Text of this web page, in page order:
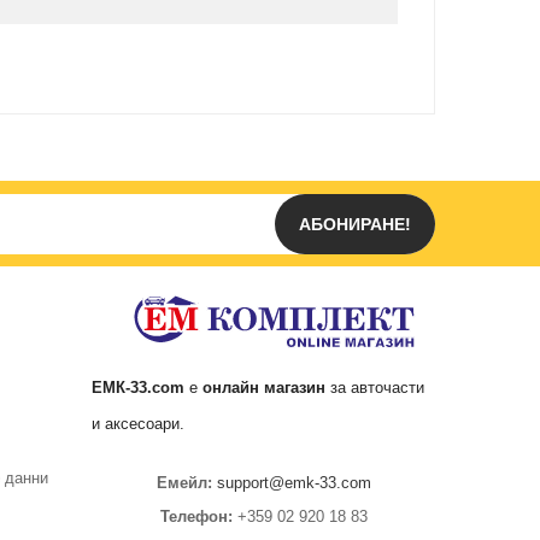
АБОНИРАНЕ!
данни
ЕМК-33.com е онлайн магазин за авточасти
и аксесоари.
Емейл: support@emk-33.com
Телефон: +359 02 920 18 83